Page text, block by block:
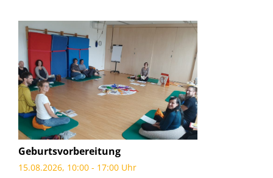
Geburtsvorbereitung
15.08.2026, 10:00 - 17:00 Uhr